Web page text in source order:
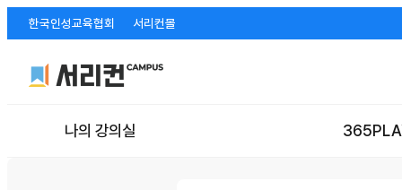
한국인성교육협회 서리컨몰
나의 강의실